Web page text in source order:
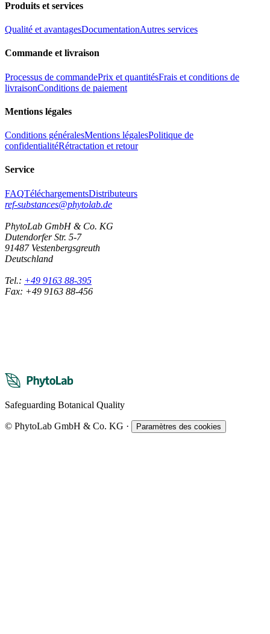
Produits et services
Qualité et avantagesDocumentationAutres services
Commande et livraison
Processus de commandePrix et quantitésFrais et conditions de
livraisonConditions de paiement
Mentions légales
Conditions généralesMentions légalesPolitique de
confidentialitéRétractation et retour
Service
FAQTéléchargementsDistributeurs
ref-substances@phytolab.de
PhytoLab GmbH & Co. KG
Dutendorfer Str. 5-7
91487 Vestenbergsgreuth
Deutschland
Tel.: +49 9163 88-395
Fax: +49 9163 88-456
Safeguarding Botanical Quality
© PhytoLab GmbH & Co. KG · Paramètres des cookies